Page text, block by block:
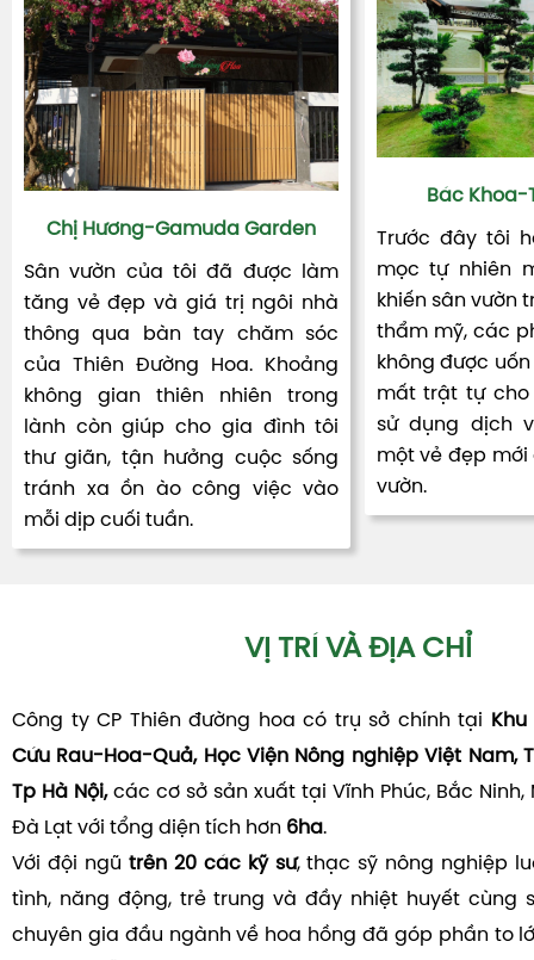
Chị Hương-Gamuda Garden
Sân vườn của tôi đã được làm
tăng vẻ đẹp và giá trị ngôi nhà
thông qua bàn tay chăm sóc
của Thiên Đường Hoa. Khoảng
không gian thiên nhiên trong
lành còn giúp cho gia đình tôi
thư giãn, tận hưởng cuộc sống
tránh xa ồn ào công việc vào
mỗi dịp cuối tuần.
Bác Khoa-
Trước đây tôi
mọc tự nhiên
khiến sân vườn
thẩm mỹ, các
không được
mất trật tự cho
sử dụng dịch
một vẻ đẹp mới
vườn.
VỊ TRÍ VÀ ĐỊA CHỈ
Công ty CP Thiên đường hoa có trụ sở chính tại Khu
Cứu Rau-Hoa-Quả, Học Viện Nông nghiệp Việt Nam,
Tp Hà Nội,các cơ sở sản xuất tại Vĩnh Phúc, Bắc Ninh,
Đà Lạt với tổng diện tích hơn 6ha.
Với đội ngũ trên 20 các kỹ sư, thạc sỹ nông nghiệp
tình, năng động, trẻ trung và đầy nhiệt huyết cùng
chuyên gia đầu ngành về hoa hồng đã góp phần to